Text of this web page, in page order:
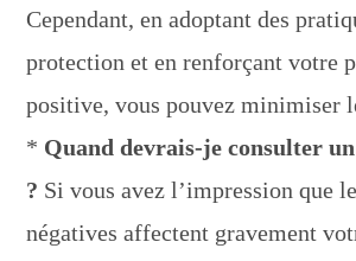
Cependant, en adoptant des
protection et en renforçant votre
positive, vous pouvez minimiser
* Quand devrais-je consulter
? Si vous avez l’impression que
négatives affectent gravement